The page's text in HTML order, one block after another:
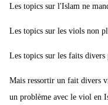
Les topics sur l'Islam ne
Les topics sur les viols non
Les topics sur les faits divers
Mais ressortir un fait divers
un problème avec le viol en